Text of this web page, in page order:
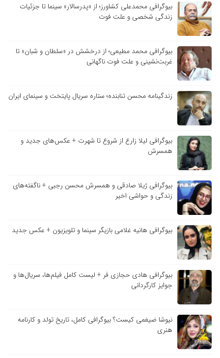
بیوگرافی محمدعلی کشاورز؛ از «پدرسالار» سینما تا جزئیات
زندگی شخصی و علت فوت
بیوگرافی محمد مطیعی؛ از درخشش در «سلطان و شبان» تا
غربت‌نشینی و علت فوت ناگهانی
زندگینامه محسن تنابنده؛ ستاره سریال پایتخت و سینمای ایران
بیوگرافی لیلا زارع از شروع تا شهرت + عکس‌های جدید و
همسرش
بیوگرافی ژیلا صادقی و همسرش محسن رجبی + ناگفته‌های
زندگی و حواشی اخیر
بیوگرافی هانیه غلامی بازیگر سینما و تلویزیون + عکس جدید
بیوگرافی هادی حجازی فر + لیست کامل فیلم‌ها، سریال‌ها و
جوایز کارگردانی
نیوشا ضیغمی کیست؟ بیوگرافی کامل، تاریخ تولد و کارنامه
هنری